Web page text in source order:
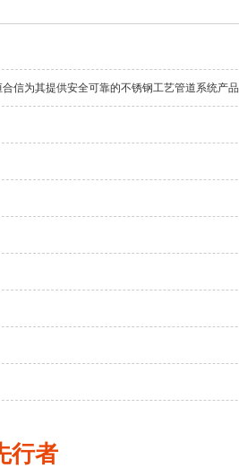
信为其提供安全可靠的不锈钢工艺管道系统产品
行者